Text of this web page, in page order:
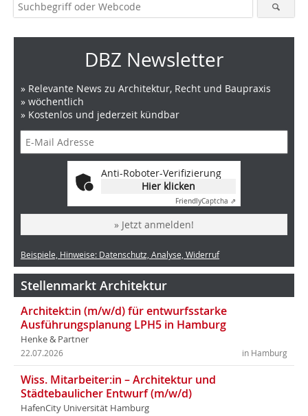
DBZ Newsletter
» Relevante News zu Architektur, Recht und Baupraxis
» wöchentlich
» Kostenlos und jederzeit kündbar
Anti-Roboter-Verifizierung
Hier klicken
FriendlyCaptcha ⇗
» Jetzt anmelden!
Beispiele, Hinweise: Datenschutz, Analyse, Widerruf
Stellenmarkt Architektur
Architekt:in (m/w/d) für entwurfsstarke
Ausführungsplanung LPH5 in Hamburg
Henke & Partner
in Hamburg
22.07.2026
Wiss. Mitarbeiter:in – Architektur und
Städtebaulicher Entwurf (m/w/d)
HafenCity Universität Hamburg